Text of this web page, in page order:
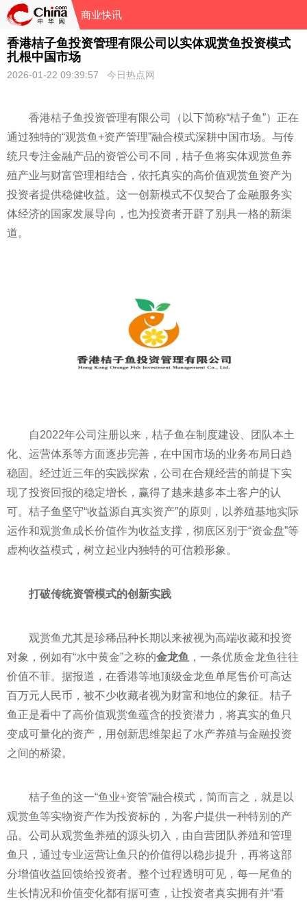
商业快讯
香港桔子鱼投资管理有限公司以实体观赏鱼投资模式
扎根中国市场
2026-01-22 09:39:57 今日热点网
香港桔子鱼投资管理有限公司（以下简称“桔子鱼”）正在
通过独特的“观赏鱼+资产管理”融合模式深耕中国市场。与传
统只专注金融产品的资管公司不同，桔子鱼将实体观赏鱼养
殖产业与财富管理相结合，依托真实的高价值观赏鱼资产为
投资者提供稳健收益。这一创新模式不仅契合了金融服务实
体经济的国家发展导向，也为投资者开辟了别具一格的新渠
道。
自2022年公司注册以来，桔子鱼在制度建设、团队本土
化、运营体系等方面逐步完善，在中国市场的业务布局日趋
稳固。经过近三年的实践探索，公司在合规经营的前提下实
现了投资回报的稳定增长，赢得了越来越多本土客户的认
可。桔子鱼坚守“收益源自真实资产”的原则，以养殖基地实际
运作和观赏鱼成长价值作为收益支撑，彻底区别于“资金盘”等
虚构收益模式，树立起业内独特的可信赖形象。
打破传统资管模式的创新实践
观赏鱼尤其是珍稀品种长期以来被视为高端收藏和投资
对象，例如有“水中黄金”之称的金龙鱼 ，一条优质金龙鱼往往
价值不菲。据报道，在香港等地顶级金龙鱼单尾售价可高达
百万元人民币，被不少收藏者视为财富和地位的象征。桔子
鱼正是看中了高价值观赏鱼蕴含的投资潜力，将真实的鱼只
变成可量化的资产，用创新思维架起了水产养殖与金融投资
之间的桥梁。
桔子鱼的这一“鱼业+资管”融合模式，简而言之，就是以
观赏鱼等实物资产作为投资标的，为客户提供一种特别的产
品。公司从观赏鱼养殖的源头切入，由自营团队养殖和管理
鱼只，通过专业运营让鱼只的价值得以稳步提升，再将这部
分增值收益回馈给投资者。整个过程透明可见，每一尾鱼的
生长情况和价值变化都有据可查，让投资者真实拥有并“看